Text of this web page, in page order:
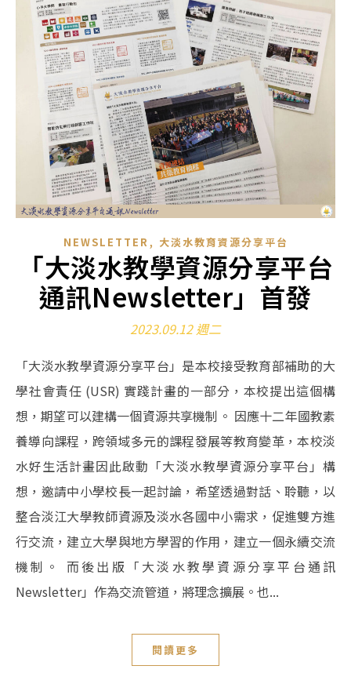
NEWSLETTER, 大淡水教育資源分享平台
「大淡水教學資源分享平台
通訊Newsletter」首發
2023.09.12 週二
「大淡水教學資源分享平台」是本校接受教育部補助的大
學社會責任 (USR) 實踐計畫的一部分，本校提出這個構
想，期望可以建構一個資源共享機制。 因應十二年國教素
養導向課程，跨領域多元的課程發展等教育變革，本校淡
水好生活計畫因此啟動「大淡水教學資源分享平台」構
想，邀請中小學校長一起討論，希望透過對話、聆聽，以
整合淡江大學教師資源及淡水各國中小需求，促進雙方進
行交流，建立大學與地方學習的作用，建立一個永續交流
機制。 而後出版「大淡水教學資源分享平台通訊
Newsletter」作為交流管道，將理念擴展。也...
閱讀更多